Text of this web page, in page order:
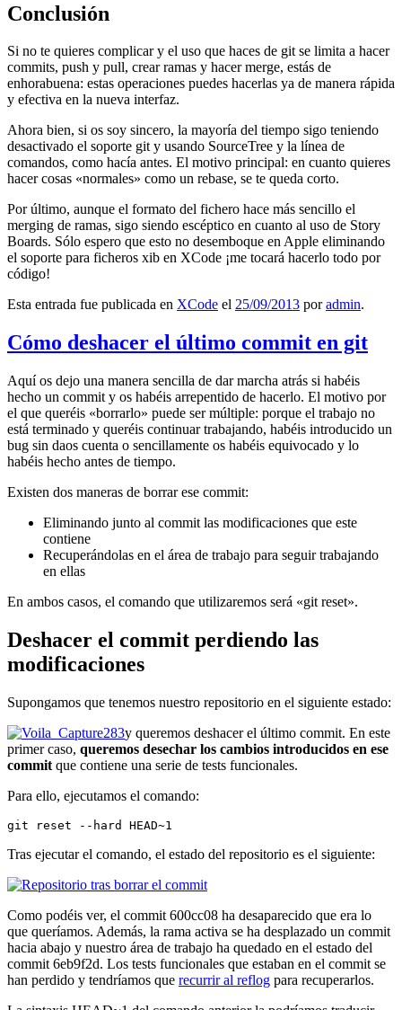
Conclusión
Si no te quieres complicar y el uso que haces de git se limita a hacer
commits, push y pull, crear ramas y hacer merge, estás de
enhorabuena: estas operaciones puedes hacerlas ya de manera rápida
y efectiva en la nueva interfaz.
Ahora bien, si os soy sincero, la mayoría del tiempo sigo teniendo
desactivado el soporte git y usando SourceTree y la línea de
comandos, como hacía antes. El motivo principal: en cuanto quieres
hacer cosas «normales» como un rebase, se te queda corto.
Por último, aunque el formato del fichero hace más sencillo el
merging de ramas, sigo siendo escéptico en cuanto al uso de Story
Boards. Sólo espero que esto no desemboque en Apple eliminando
el soporte para ficheros xib en XCode ¡me tocará hacerlo todo por
código!
Esta entrada fue publicada en XCode el 25/09/2013 poradmin.
Cómo deshacer el último commit en git
Aquí os dejo una manera sencilla de dar marcha atrás si habéis
hecho un commit y os habéis arrepentido de hacerlo. El motivo por
el que queréis «borrarlo» puede ser múltiple: porque el trabajo no
está terminado y queréis continuar trabajando, habéis introducido un
bug sin daos cuenta o sencillamente os habéis equivocado y lo
habéis hecho antes de tiempo.
Existen dos maneras de borrar ese commit:
Eliminando junto al commit las modificaciones que este
contiene
Recuperándolas en el área de trabajo para seguir trabajando
en ellas
En ambos casos, el comando que utilizaremos será «git reset».
Deshacer el commit perdiendo las
modificaciones
Supongamos que tenemos nuestro repositorio en el siguiente estado:
y queremos deshacer el último commit. En este
primer caso, queremos desechar los cambios introducidos en ese
commit que contiene una serie de tests funcionales.
Para ello, ejecutamos el comando:
git reset --hard HEAD~1
Tras ejecutar el comando, el estado del repositorio es el siguiente:
Como podéis ver, el commit 600cc08 ha desaparecido que era lo
que queríamos. Además, la rama activa se ha desplazado un commit
hacia abajo y nuestro área de trabajo ha quedado en el estado del
commit 6eb9f2d. Los tests funcionales que estaban en el commit se
han perdido y tendríamos que recurrir al reflog para recuperarlos.